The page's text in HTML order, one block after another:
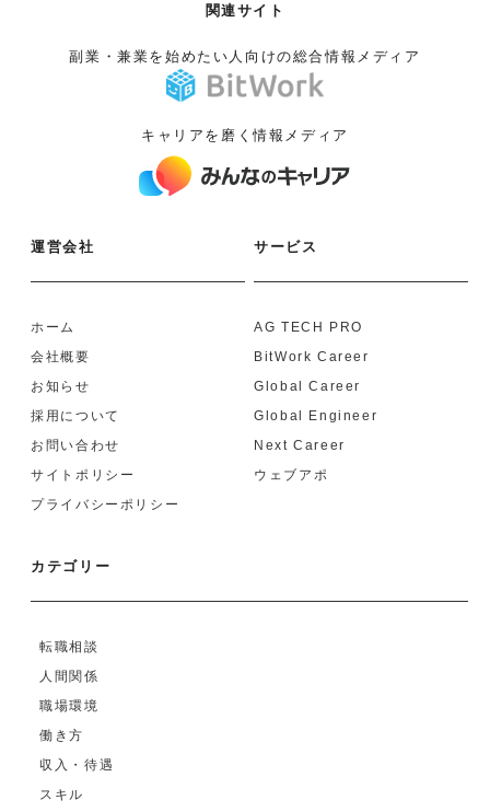
関連サイト
副業・兼業を始めたい人向けの総合情報メディア
キャリアを磨く情報メディア
運営会社
ホーム
会社概要
お知らせ
採用について
お問い合わせ
サイトポリシー
プライバシーポリシー
サービス
AG TECH PRO
BitWork Career
Global Career
Global Engineer
Next Career
ウェブアポ
カテゴリー
転職相談
人間関係
職場環境
働き方
収入・待遇
スキル